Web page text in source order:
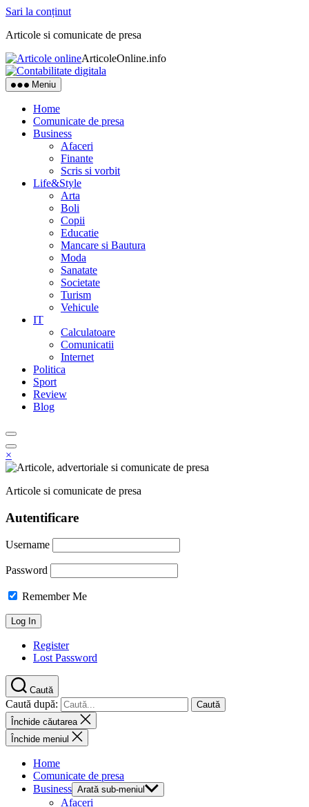
Sari la conținut
Articole si comunicate de presa
ArticoleOnline.info
Meniu
Home
Comunicate de presa
Business
Afaceri
Finante
Scris si vorbit
Life&Style
Arta
Boli
Copii
Educatie
Mancare si Bautura
Moda
Sanatate
Societate
Turism
Vehicule
IT
Calculatoare
Comunicatii
Internet
Politica
Sport
Review
Blog
×
Articole si comunicate de presa
Autentificare
Username
Password
Remember Me
Register
Lost Password
Caută
Caută după:
Închide căutarea
Închide meniul
Home
Comunicate de presa
Business Arată sub-meniul
Afaceri